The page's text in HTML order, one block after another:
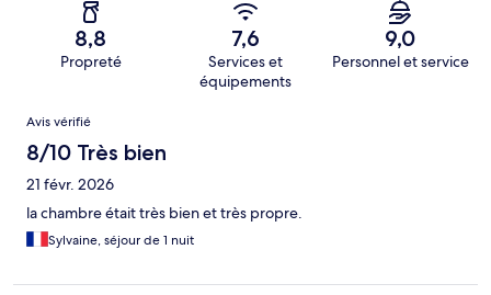
8,8
Propreté
7,6
Services et
équipements
9,0
Personnel et service
Avis
Avis vérifié
8/10 Très bien
21 févr. 2026
la chambre était très bien et très propre.
Sylvaine, séjour de 1 nuit